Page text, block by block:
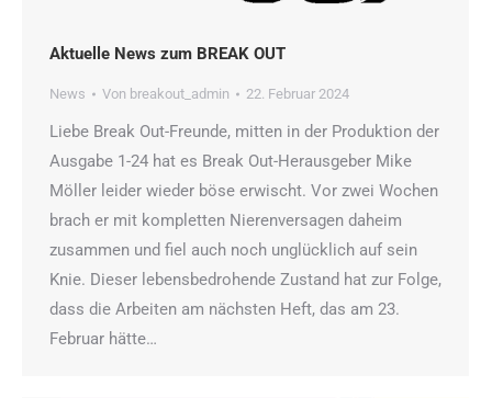
Aktuelle News zum BREAK OUT
News Von breakout_admin 22. Februar 2024
Liebe Break Out-Freunde, mitten in der Produktion der
Ausgabe 1-24 hat es Break Out-Herausgeber Mike
Möller leider wieder böse erwischt. Vor zwei Wochen
brach er mit kompletten Nierenversagen daheim
zusammen und fiel auch noch unglücklich auf sein
Knie. Dieser lebensbedrohende Zustand hat zur Folge,
dass die Arbeiten am nächsten Heft, das am 23.
Februar hätte…